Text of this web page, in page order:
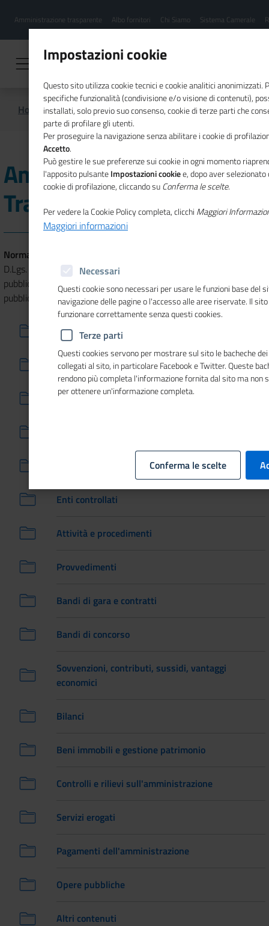
contenuto
Menu
hamburgher
Amministrazione trasparente Albo fornitori Chi Siamo Sistema Camerale
Home Amministrazione Trasparente
Amministrazione
Trasparente
Normativa di riferimento:
D.Lgs. 33/2013 Riordino della disciplina riguardante gli obblighi di
pubblicita', trasparenza e diffusione di informazioni da parte delle
pubbliche amministrazioni
Disposizioni generali
Organizzazione
Consulenti e Collaboratori
Enti controllati
Attività e procedimenti
Provvedimenti
Bandi di gara e contratti
Bandi di concorso
Sovvenzioni, contributi, sussidi, vantaggi
economici
Bilanci
Beni immobili e gestione patrimonio
Controlli e rilievi sull'amministrazione
Servizi erogati
Pagamenti dell'amministrazione
Opere pubbliche
Altri contenuti
Impostazioni cookie
Questo sito utilizza cookie tecnici e cookie analitici anonimizzati.
specifiche funzionalità (condivisione e/o visione di contenuti),
installati, solo previo suo consenso, cookie di terze parti che
parte di profilare gli utenti.
Per proseguire la navigazione senza abilitare i cookie di
Accetto.
Può gestire le sue preferenze sui cookie in ogni momento
l'apposito pulsanteImpostazioni cookiee, dopo aver
cookie di profilazione, cliccando suConferma le scelte.
Per vedere la Cookie Policy completa, clicchi Maggiori
Maggiori informazioni
Necessari
Questi cookie sono necessari per usare le funzioni base del
navigazione delle pagine o l'accesso alle aree riservate. Il
funzionare correttamente senza questi cookies.
Terze parti
Questi cookies servono per mostrare sul sito le bacheche
collegati al sito, in particolare Facebook e Twitter. Queste
rendono più completa l'informazione fornita dal sito ma non
per ottenere un'informazione completa.
Conferma le scelte